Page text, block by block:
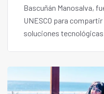
Bascuñán Manosalva,
UNESCO para
soluciones